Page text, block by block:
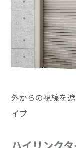
外からの視線を
イプ